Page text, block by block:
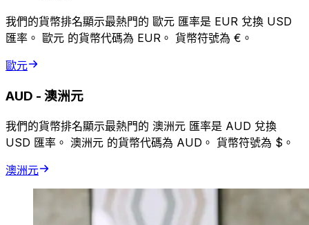
我們的貨幣排名顯示最熱門的 歐元 匯率是 EUR 兌換 USD
匯率。 歐元 的貨幣代碼為 EUR。 貨幣符號為 €。
歐元
AUD - 澳洲元
我們的貨幣排名顯示最熱門的 澳洲元 匯率是 AUD 兌換
USD 匯率。 澳洲元 的貨幣代碼為 AUD。 貨幣符號為 $。
澳洲元